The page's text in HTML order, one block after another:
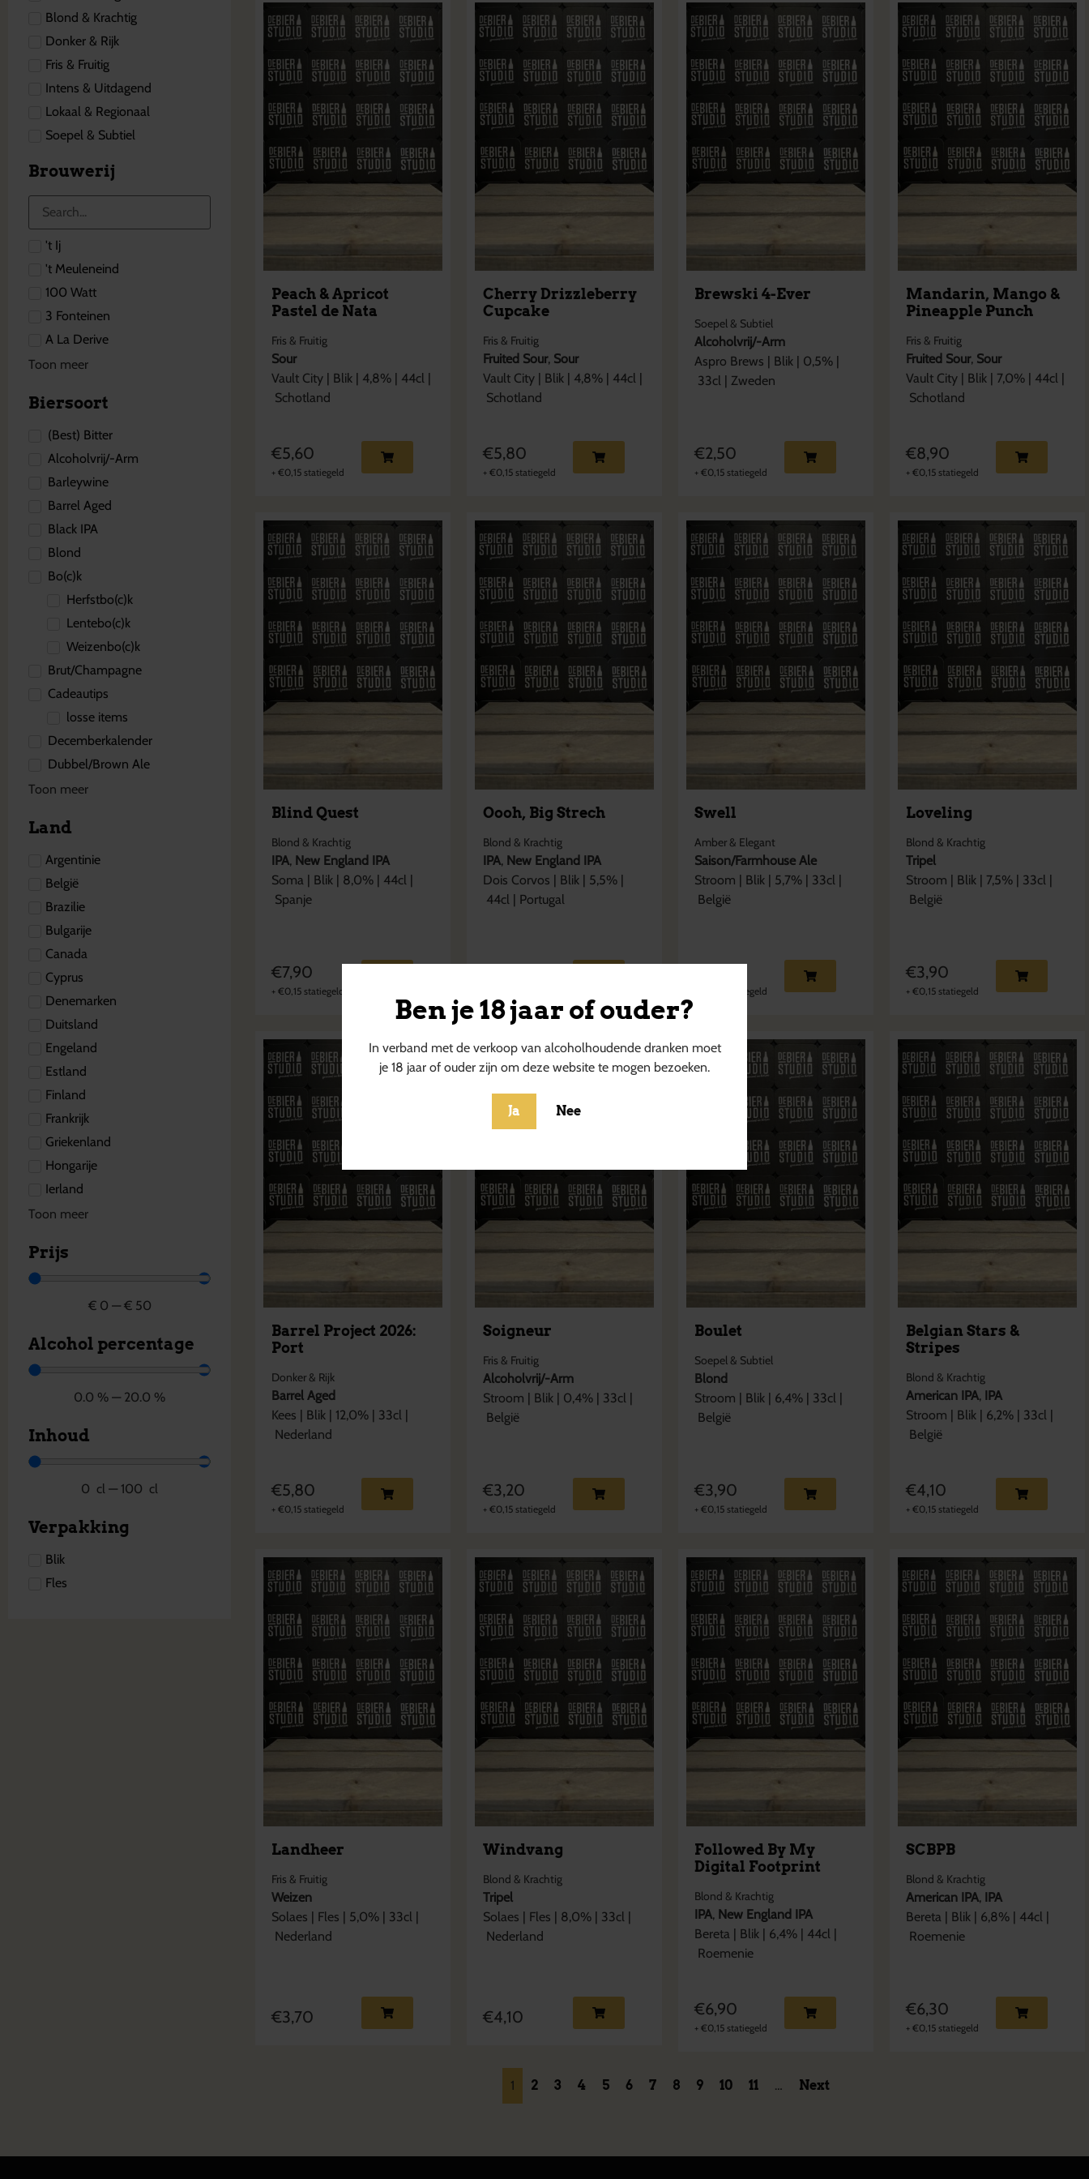
Ben je 18 jaar of ouder?
In verband met de verkoop van alcoholhoudende dranken moet
je 18 jaar of ouder zijn om deze website te mogen bezoeken.
Ja Nee
Blond & Krachtig
Donker & Rijk
Fris & Fruitig
Intens & Uitdagend
Lokaal & Regionaal
Soepel & Subtiel
Brouwerij
't Ij
't Meuleneind
100 Watt
3 Fonteinen
A La Derive
Toon meer
Biersoort
(Best) Bitter
Alcoholvrij/-Arm
Barleywine
Barrel Aged
Black IPA
Blond
Bo(c)k
Herfstbo(c)k
Lentebo(c)k
Weizenbo(c)k
Brut/Champagne
Cadeautips
losse items
Decemberkalender
Dubbel/Brown Ale
Toon meer
Land
Argentinie
België
Brazilie
Bulgarije
Canada
Cyprus
Denemarken
Duitsland
Engeland
Estland
Finland
Frankrijk
Griekenland
Hongarije
Ierland
Toon meer
Prijs
€ 0 — € 50
Alcohol percentage
0.0 % — 20.0 %
Inhoud
0 cl — 100 cl
Verpakking
Blik
Fles
Peach & Apricot
Pastel de Nata
Fris & Fruitig
Sour
Vault City
Blik 4,8% | 44cl
Schotland
€5,60
+€0,15 statiegeld
Cherry Drizzleberry
Cupcake
Fris & Fruitig
Fruited Sour, Sour
Vault City
Blik 4,8% | 44cl
Schotland
€5,80
+€0,15 statiegeld
Brewski 4-Ever
Soepel & Subtiel
Alcoholvrij/-Arm
Aspro Brews
Blik 0,5% |
33cl
Zweden
€2,50
+€0,15 statiegeld
Mandarin, Mango &
Pineapple Punch
Fris & Fruitig
Fruited Sour, Sour
Vault City
Blik 7,0% | 44cl
Schotland
€8,90
+€0,15 statiegeld
Blind Quest
Blond & Krachtig
IPA, New England IPA
Soma | Blik | 8,0% | 44cl |
Spanje
€7,90
+€0,15 statiegeld
Oooh, Big Strech
Blond & Krachtig
IPA, New England IPA
Dois Corvos | Blik | 5,5% |
44cl | Portugal
Swell
Amber & Elegant
Saison/Farmhouse Ale
Stroom | Blik | 5,7% | 33cl |
België
statiegeld
Loveling
Blond & Krachtig
Tripel
Stroom | Blik | 7,5% | 33cl |
België
€3,90
+€0,15 statiegeld
Barrel Project 2026:
Port
Donker & Rijk
Barrel Aged
Kees
Blik 12,0% | 33cl
Nederland
€5,80
+€0,15 statiegeld
Soigneur
Fris & Fruitig
Alcoholvrij/-Arm
Stroom
Blik 0,4% | 33cl
België
€3,20
+€0,15 statiegeld
Boulet
Soepel & Subtiel
Blond
Stroom
Blik 6,4% | 33cl
België
€3,90
+€0,15 statiegeld
Belgian Stars &
Stripes
Blond & Krachtig
American IPA,
IPA
Stroom
Blik 6,2% | 33cl
België
€4,10
+€0,15 statiegeld
Landheer
Fris & Fruitig
Weizen
Solaes | Fles | 5,0% | 33cl |
Nederland
€3,70
Windvang
Blond & Krachtig
Tripel
Solaes | Fles | 8,0% | 33cl |
Nederland
€4,10
Followed By My
Digital Footprint
Blond & Krachtig
IPA, New England IPA
Bereta | Blik | 6,4% | 44cl |
Roemenie
€6,90
+€0,15 statiegeld
SCBPB
Blond & Krachtig
American IPA, IPA
Bereta | Blik | 6,8% | 44cl |
Roemenie
€6,30
+€0,15 statiegeld
1 2 3 4 5 6 7 8 9 10 11 … Next